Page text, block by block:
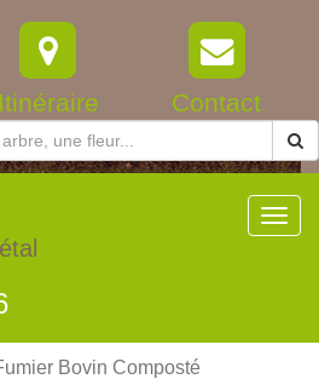
Itinéraire Contact
Bovin Composté